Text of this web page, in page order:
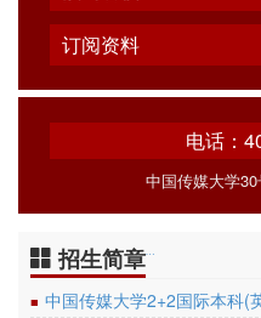
订阅资料
电话：
中国传媒大学
招生简章
■ 中国传媒大学2+2国际本科(